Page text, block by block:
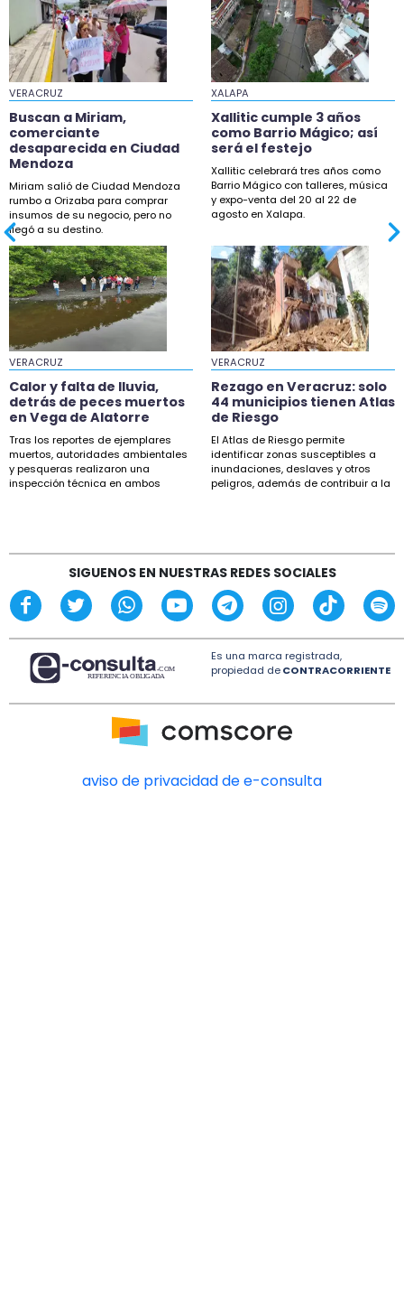
VERACRUZ
Buscan a Miriam,
comerciante
desaparecida en Ciudad
Mendoza
Miriam salió de Ciudad Mendoza
rumbo a Orizaba para comprar
insumos de su negocio, pero no
llegó a su destino.
XALAPA
Xallitic cumple 3 años
como Barrio Mágico; así
será el festejo
Xallitic celebrará tres años como
Barrio Mágico con talleres, música
y expo-venta del 20 al 22 de
agosto en Xalapa.
VERACRUZ
Calor y falta de lluvia,
detrás de peces muertos
en Vega de Alatorre
Tras los reportes de ejemplares
muertos, autoridades ambientales
y pesqueras realizaron una
inspección técnica en ambos
VERACRUZ
Rezago en Veracruz: solo
44 municipios tienen Atlas
de Riesgo
El Atlas de Riesgo permite
identificar zonas susceptibles a
inundaciones, deslaves y otros
peligros, además de contribuir a la
SIGUENOS EN NUESTRAS REDES SOCIALES
Es una marca registrada,
propiedad deCONTRACORRIENTE
aviso de privacidad de e-consulta